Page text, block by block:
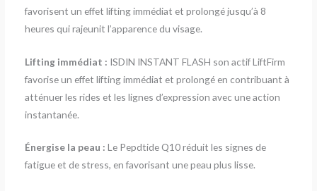
favorisent un effet lifting immédiat et prolongé jusqu’à 8
heures qui rajeunit l’apparence du visage.
Lifting immédiat : ISDIN INSTANT FLASH son actif LiftFirm
favorise un effet lifting immédiat et prolongé en contribuant à
atténuer les rides et les lignes d’expression avec une action
instantanée.
Énergise la peau : Le Pepdtide Q10 réduit les signes de
fatigue et de stress, en favorisant une peau plus lisse.